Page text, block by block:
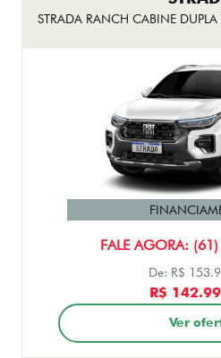
De: R$
Ver
STRADA RANCH CABINE